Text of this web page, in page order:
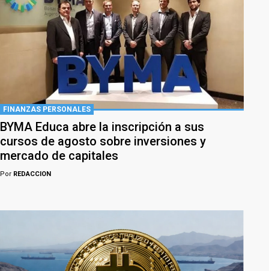
FINANZAS PERSONALES
BYMA Educa abre la inscripción a sus
cursos de agosto sobre inversiones y
mercado de capitales
Por REDACCION